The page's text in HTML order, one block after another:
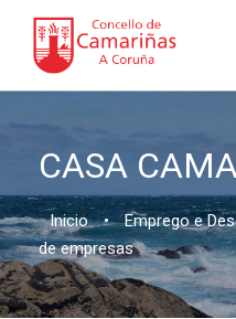
CASA
Inicio • Emprego e
de empresas